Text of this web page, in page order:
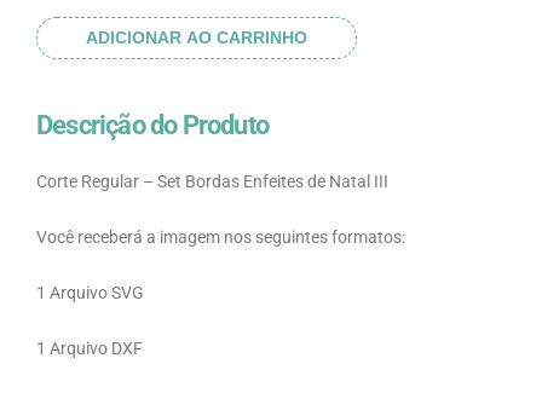
quantidadeADICIONAR AO CARRINHO
Descrição do Produto
Corte Regular – Set Bordas Enfeites de Natal III
Você receberá a imagem nos seguintes formatos:
1 Arquivo SVG
1 Arquivo DXF